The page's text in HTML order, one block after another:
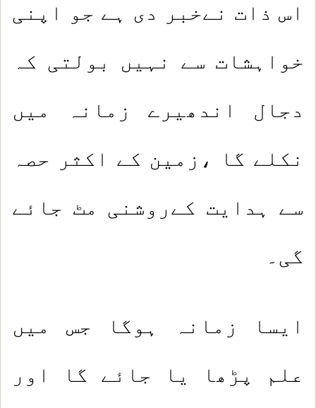
اس ذات نےخبر دی ہے جو اپنی
خواہشات سے نہیں بولتی کہ
دجال اندھیرے زمانہ میں
نکلے گا ،زمین کے اکثر حصہ
سے ہدایت کےروشنی مٹ جائے
گی۔
ایسا زمانہ ہوگا جس میں
علم پڑھا یا جائے گا اور